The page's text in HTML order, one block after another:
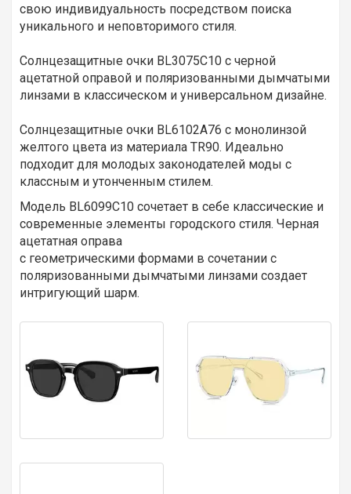
свою индивидуальность посредством поиска
уникального и неповторимого стиля.
Солнцезащитные очки BL3075C10 с черной
ацетатной оправой и поляризованными дымчатыми
линзами в классическом и универсальном дизайне.
Солнцезащитные очки BL6102A76 с монолинзой
желтого цвета из материала TR90. Идеально
подходит для молодых законодателей моды с
классным и утонченным стилем.
Модель BL6099C10 сочетает в себе классические и
современные элементы городского стиля. Черная
ацетатная оправа
с геометрическими формами в сочетании с
поляризованными дымчатыми линзами создает
интригующий шарм.